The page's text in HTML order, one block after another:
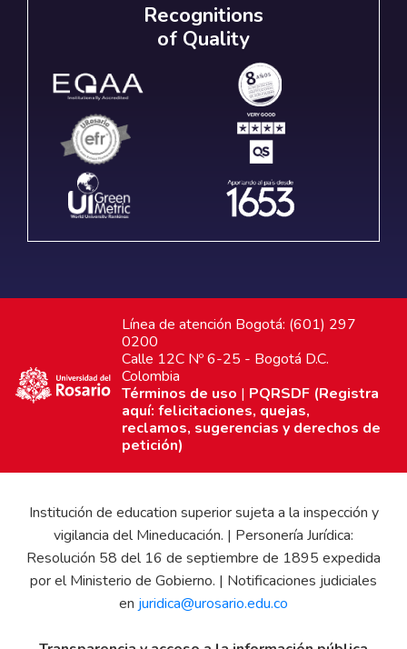
Recognitions
of Quality
Línea de atención Bogotá: (601) 297
0200
Calle 12C Nº 6-25 - Bogotá D.C.
Colombia
Términos de uso | PQRSDF (Registra
aquí: felicitaciones, quejas,
reclamos, sugerencias y derechos de
petición)
Institución de education superior sujeta a la inspección y
vigilancia del Mineducación. | Personería Jurídica:
Resolución 58 del 16 de septiembre de 1895 expedida
por el Ministerio de Gobierno. | Notificaciones judiciales
en juridica@urosario.edu.co